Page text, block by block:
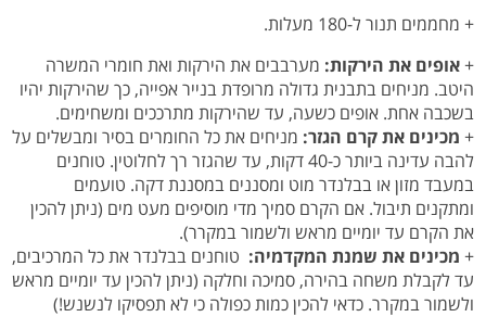
+ מחממים תנור ל-180 מעלות.
+אופים את הירקות: מערבבים את הירקות ואת חומרי המשרה
היטב. מניחים בתבנית גדולה מרופדת בנייר אפייה, כך שהירקות יהיו
בשכבה אחת. אופים כשעה, עד שהירקות מתרככים ומשחימים.
+ מכינים את קרם הגזר: מניחים את כל החומרים בסיר ומבשלים על
להבה עדינה ביותר כ-40 דקות, עד שהגזר רך לחלוטין. טוחנים
במעבד מזון או בבלנדר מוט ומסננים במסננת דקה. טועמים
ומתקנים תיבול. אם הקרם סמיך מדי מוסיפים מעט מים (ניתן להכין
את הקרם עד יומיים מראש ולשמור במקרר).
+ מכינים את שמנת המקדמיה: טוחנים בבלנדר את כל המרכיבים,
עד לקבלת משחה בהירה, סמיכה וחלקה (ניתן להכין עד יומיים מראש
ולשמור במקרר. כדאי להכין כמות כפולה כי לא תפסיקו לנשנש!)